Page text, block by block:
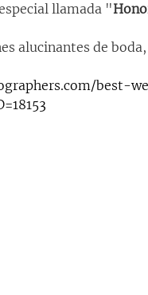
llamada "
alucinantes de
best-